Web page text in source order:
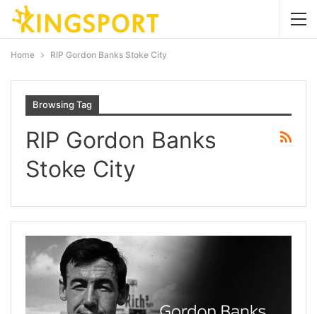
Home RIP Gordon Banks Stoke City
Browsing Tag
RIP Gordon Banks
Stoke City